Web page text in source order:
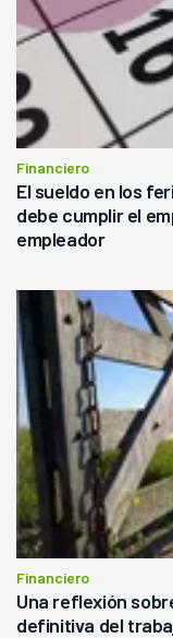
Financiero
El sueldo en los
debe cumplir el
empleador
Financiero
Una reflexión
definitiva del